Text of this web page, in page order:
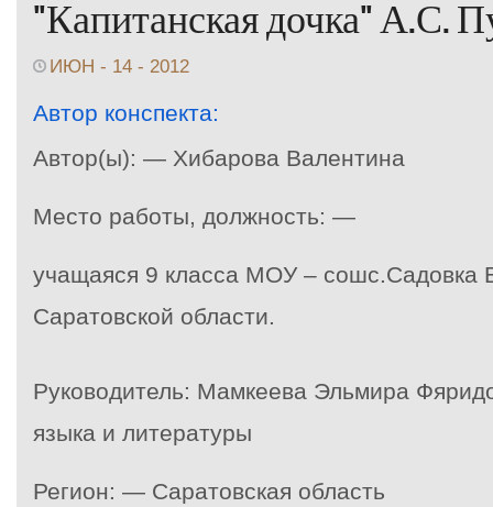
"Капитанская дочка" А.С.
ИЮН - 14 - 2012
Автор конспекта:
Автор(ы): — Хибарова Валентина
Место работы, должность: —
учащаяся 9 класса МОУ – сошс.Садовка
Саратовской области.
Руководитель: Мамкеева Эльмира
языка и литературы
Регион: — Саратовская область